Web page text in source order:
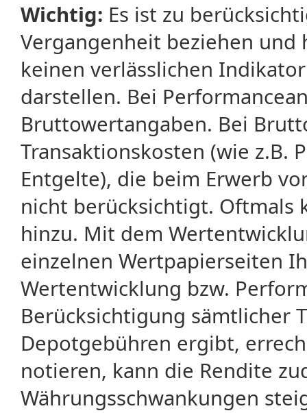
Wichtig: Es ist zu
Vergangenheit beziehen
keinen verlässlichen
darstellen. Bei
Bruttowertangaben. Bei
Transaktionskosten (wie z.B.
Entgelte), die beim Erwerb
nicht berücksichtigt. Oftmals
hinzu. Mit dem
einzelnen Wertpapierseiten
Wertentwicklung bzw.
Berücksichtigung sämtlicher
Depotgebühren ergibt,
notieren, kann die Rendite
Währungsschwankungen